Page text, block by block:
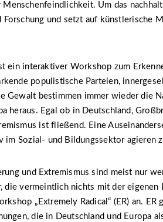
Menschenfeindlichkeit. Um das
Forschung und setzt auf künstlerische
ein interaktiver Workshop zum
populistische Parteien,
Gewalt bestimmen immer wieder die
heraus. Egal ob in Deutschland,
ist fließend. Eine
im Sozial- und Bildungssektor agieren
und Extremismus sind meist nur
die vermeintlich nichts mit der eigenen
„Extremely Radical“ (ER) an.
die in Deutschland und Europa